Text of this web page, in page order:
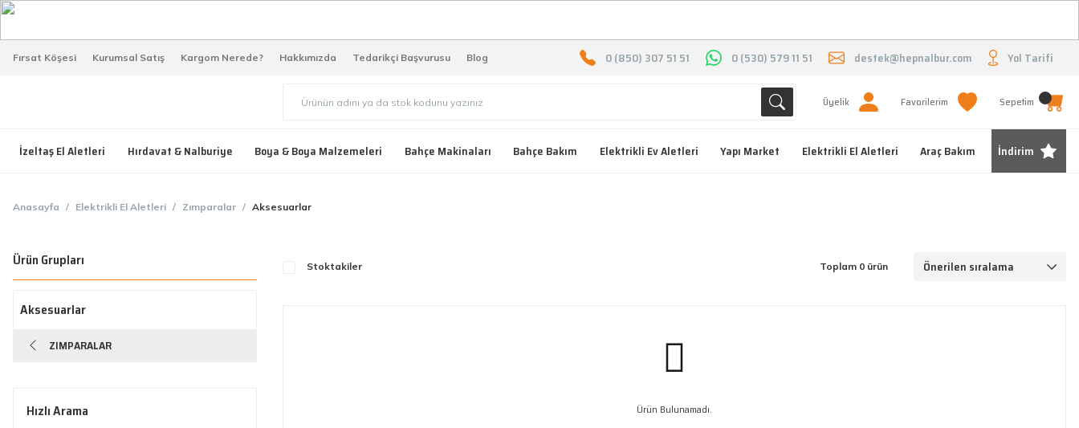
Fırsat Köşesi Kurumsal Satış Kargom Nerede? Hakkımızda Tedarikçi Başvurusu Blog 0 (850) 307 51 51 0 (530) 579 11 51 destek@hepnalbur.com Yol Tarifi
Üyelik Favorilerim Sepetim
İzeltaş El Aletleri Hırdavat & Nalburiye Boya & Boya Malzemeleri Bahçe Makinaları Bahçe Bakım Elektrikli Ev Aletleri Yapı Market Elektrikli El Aletleri Araç Bakım İndirim
Anasayfa Elektrikli El Aletleri Zımparalar Aksesuarlar
Ürün Grupları
Aksesuarlar
ZIMPARALAR
Hızlı Arama
Stoktakiler Toplam 0 ürün
Ürün Bulunamadı.